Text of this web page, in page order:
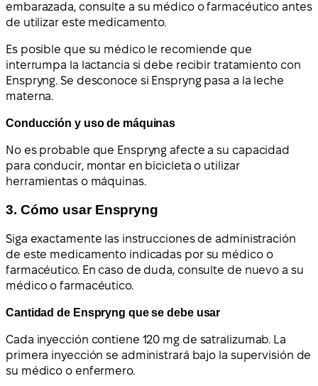
embarazada, consulte a su médico o farmacéutico antes
de utilizar este medicamento.
Es posible que su médico le recomiende que
interrumpa la lactancia si debe recibir tratamiento con
Enspryng. Se desconoce si Enspryng pasa a la leche
materna.
Conducción y uso de máquinas
No es probable que Enspryng afecte a su capacidad
para conducir, montar en bicicleta o utilizar
herramientas o máquinas.
3. Cómo usar Enspryng
Siga exactamente las instrucciones de administración
de este medicamento indicadas por su médico o
farmacéutico. En caso de duda, consulte de nuevo a su
médico o farmacéutico.
Cantidad de Enspryng que se debe usar
Cada inyección contiene 120 mg de satralizumab. La
primera inyección se administrará bajo la supervisión de
su médico o enfermero.